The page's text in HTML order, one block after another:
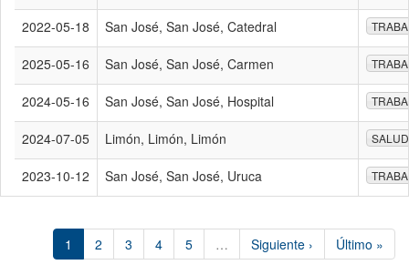
2022-05-18 San José, San José, Catedral
2025-05-16 San José, San José, Carmen
2024-05-16 San José, San José, Hospital
2024-07-05 Limón, Limón, Limón SALUD
2023-10-12 San José, San José, Uruca
1 2 3 4 5 … Siguiente › Último »